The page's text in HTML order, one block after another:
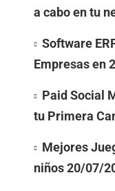
a cabo en tu
Software
Empresas en
Paid Social
tu Primera
Mejores
niños20/07/